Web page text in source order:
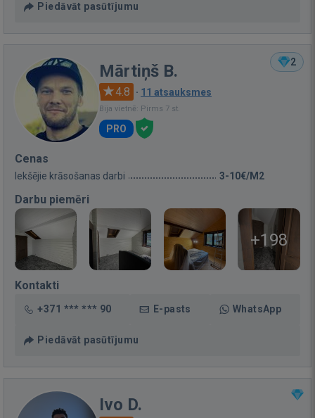
Piedāvāt pasūtījumu
2
Mārtiņš B.
4.8 · 11 atsauksmes
Bija vietnē: Pirms 7 st.
PRO
Cenas
Iekšējie krāsošanas darbi 3-10€/M2
Darbu piemēri
+198
Kontakti
+371 *** *** 90 E-pasts WhatsApp
Piedāvāt pasūtījumu
Ivo D.